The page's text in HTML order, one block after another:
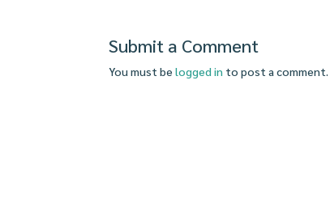
Submit a Comment
You must belogged in to post a comment.